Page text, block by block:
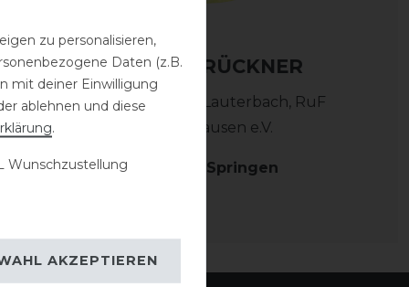
SASKIA BRÜCKNER
Jahrgang 1984 | Lauterbach, RuF
Landenhausen e.V.
Disziplin: Springen
zu personalisieren,
Daten (z.B.
mit deiner Einwilligung
ablehnen und diese
.
Wunschzustellung
AKZEPTIEREN